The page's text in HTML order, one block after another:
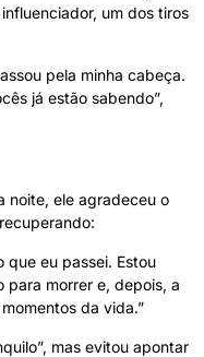
um dos tiros
pela minha cabeça.
já estão sabendo”,
noite, ele agradeceu o
que eu passei. Estou
para morrer e, depois, a
da vida.”
mas evitou apontar